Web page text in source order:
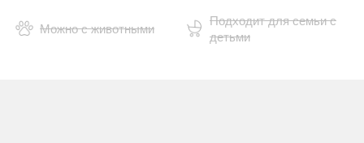
Можно с животными
Подходит для семьи с
детьми